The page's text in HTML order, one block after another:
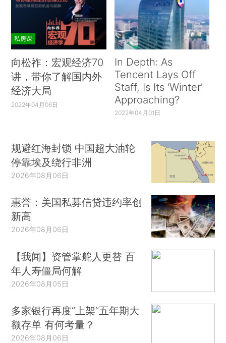
私房课
向松祚：宏观经济70
讲，带你了解国内外
经济大局
2022年04月06日
In Depth: As
Tencent Lays Off
Staff, Is Its ‘Winter’
Approaching?
2022年04月01日
规避红海封锁 中国超大油轮
停靠埃及绕行非洲
2026年08月06日
惠誉：美国私募信贷违约率创
新高
2026年08月06日
【我闻】资管掌舵人更替 百
年人寿僵局何解
2026年08月05日
多家银行再度“上架”五年期大
额存单 有何考量？
2026年08月06日